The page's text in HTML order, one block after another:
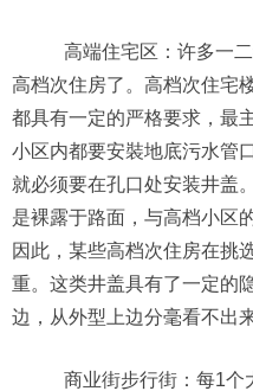
高端住宅区：许多一
高档次住房了。高档次住宅
都具有一定的严格要求，最
小区内都要安裝地底污水管
就必须要在孔口处安装井盖
是裸露于路面，与高档小区
因此，某些高档次住房在挑
重。这类井盖具有了一定的
边，从外型上边分毫看不出
商业街步行街：每1个